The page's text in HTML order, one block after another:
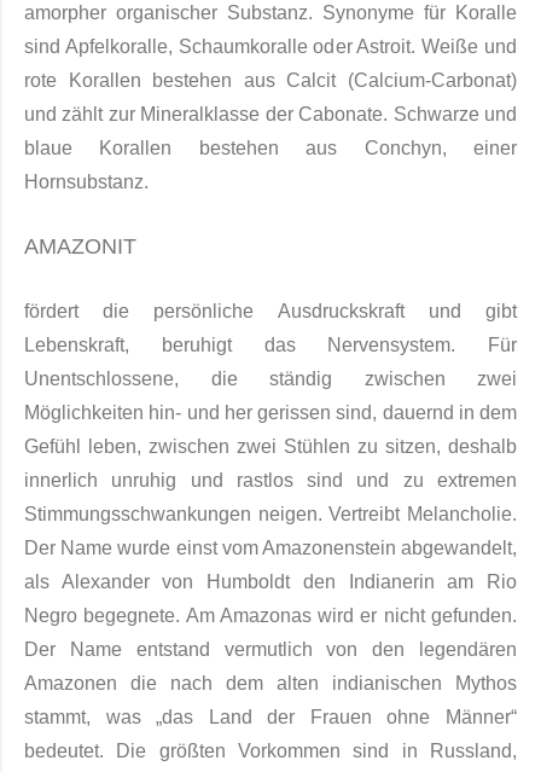
amorpher organischer Sub­stanz. Synonyme für Koralle
sind Apfelkoralle, Schaumkoralle oder Astroit. Weiße und
rote Korallen bestehen aus Calcit (Calcium-Carbonat)
und zählt zur Mineralklasse der Cabonate. Schwarze und
blaue Korallen bestehen aus Conchyn, einer
Hornsubstanz.
AMAZONIT
fördert die persönliche Ausdruckskraft und gibt
Lebenskraft, beruhigt das Nervensystem. Für
Unentschlossene, die ständig zwischen zwei
Möglichkeiten hin- und her gerissen sind, dauernd in dem
Gefühl leben, zwischen zwei Stühlen zu sitzen, deshalb
innerlich unruhig und rastlos sind und zu extremen
Stimmungsschwankungen neigen. Vertreibt Melancholie.
Der Name wurde einst vom Amazonenstein abgewandelt,
als Alexander von Humboldt den Indianerin am Rio
Negro begegnete. Am Amazonas wird er nicht gefunden.
Der Name entstand vermutlich von den le­gendären
Amazonen die nach dem alten indianischen Mythos
stammt, was „das Land der Frauen ohne Männer“
bedeutet. Die größten Vor­kommen sind in Russland,